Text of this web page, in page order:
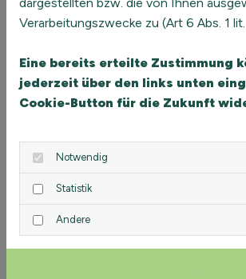
Es gibt Momente in Führung, die sich
sagt: „Ich habe mich..."
Verarbeitungszwecke zu (Art 6 Abs. 1 lit.
Eine bereits erteilte Zustimmung
jederzeit über den links unten
Cookie-Button für die Zukunft
Notwendig
Statistik
Andere